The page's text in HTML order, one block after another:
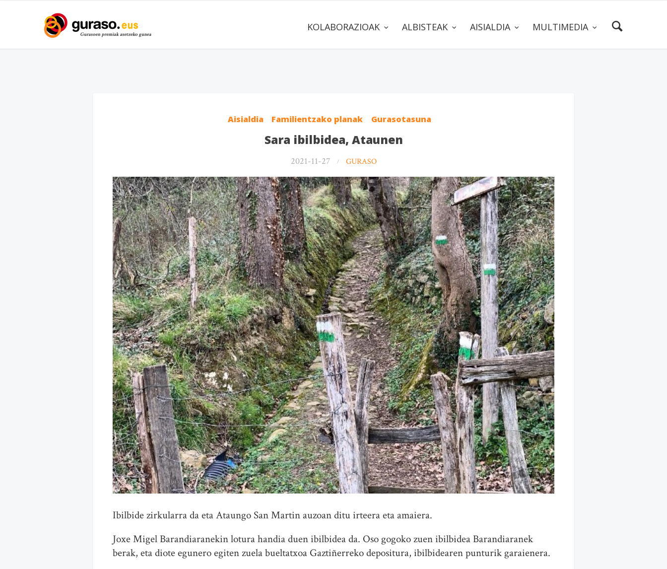
KOLABORAZIOAK ALBISTEAK AISIALDIA MULTIMEDIA
Aisialdia Familientzako planak Gurasotasuna
Sara ibilbidea, Ataunen
2021-11-27 GURASO
Ibilbide zirkularra da eta Ataungo San Martin auzoan ditu irteera eta amaiera.
Joxe Migel Barandiaranekin lotura handia duen ibilbidea da. Oso gogoko zuen ibilbidea Barandiaranek
berak, eta diote egunero egiten zuela bueltatxoa Gaztiñerreko depositura, ibilbidearen punturik garaienera.